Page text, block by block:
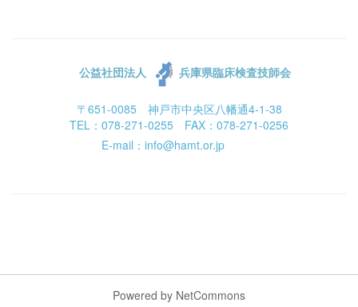
公益社団法人 兵庫県臨床検査技師会
〒651-0085 神戸市中央区八幡通4-1-38
TEL：078-271-0255 FAX：078-271-0256
E-mail：info@hamt.or.jp
Powered by NetCommons